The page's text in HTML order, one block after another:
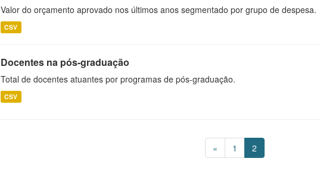
Valor do orçamento aprovado nos últimos anos segmentado por grupo de despesa.
CSV
Docentes na pós-graduação
Total de docentes atuantes por programas de pós-graduação.
CSV
« 1 2